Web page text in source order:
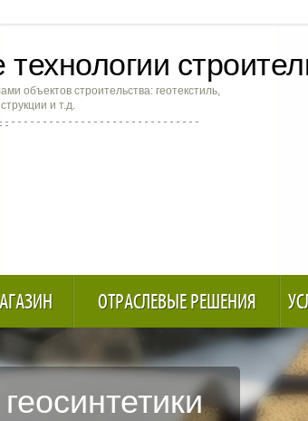
объектов строительства: геотекстиль,
и т.д.
ОТРАСЛЕВЫЕ РЕШЕНИЯ